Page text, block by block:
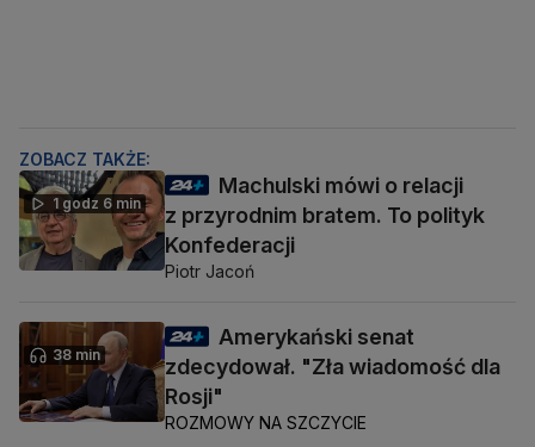
ZOBACZ TAKŻE:
1 godz 6 min
Machulski mówi o relacji
z przyrodnim bratem. To polityk
Konfederacji
Piotr Jacoń
38 min
Amerykański senat
zdecydował. "Zła wiadomość dla
Rosji"
ROZMOWY NA SZCZYCIE